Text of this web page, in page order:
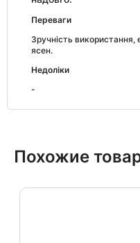
Переваги
Зручність
ясен.
Недоліки
-
Похожие